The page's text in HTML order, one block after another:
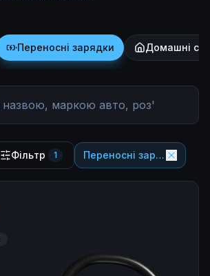
Переносні зарядки Домашні
Фільтр 1 Переносні зарядки